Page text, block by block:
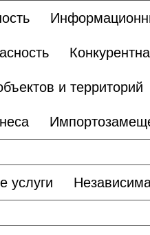
и территорий
услуги